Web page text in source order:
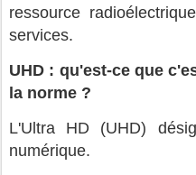
ressource
services.
UHD : qu'est-ce que
la norme ?
L'Ultra HD (UHD)
numérique.